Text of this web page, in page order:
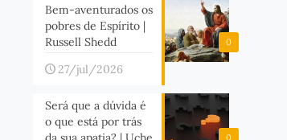
0
Bem-aventurados os
pobres de Espírito |
Russell Shedd
27/jul/2026
0
Será que a dúvida é
o que está por trás